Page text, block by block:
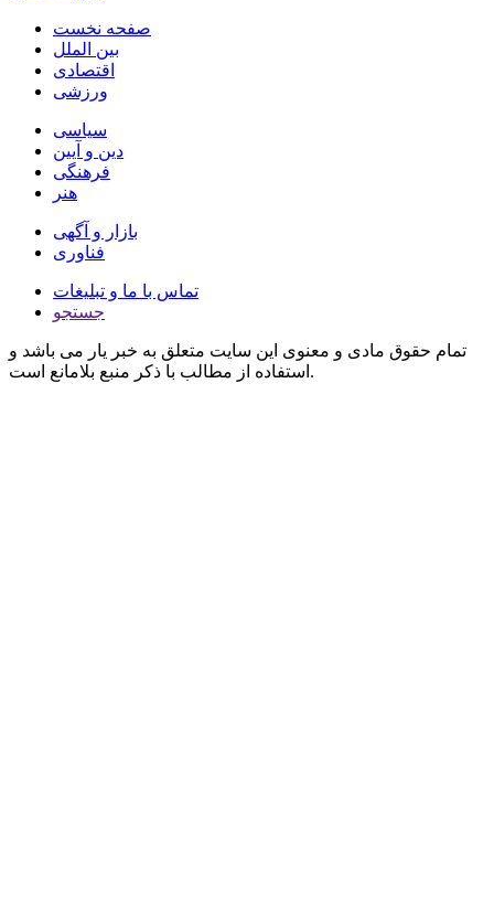
صفحه نخست
بین الملل
اقتصادی
ورزشی
سیاسی
دین و آیین
فرهنگی
هنر
بازار و آگهی
فناوری
تماس با ما و تبلیغات
جستجو
تمام حقوق مادی و معنوی این سایت متعلق به خبر یار می باشد و
استفاده از مطالب با ذکر منبع بلامانع است.